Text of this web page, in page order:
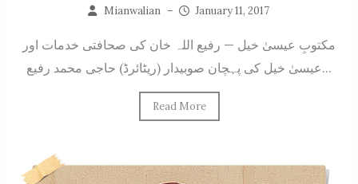
Mianwalian – January 11, 2017
مکتوبِ عیسیٰ خیل — رفیع اللہ خان کی صحافتی خدمات اور
عیسیٰ خیل کی پہچان صوبیدار (ریٹائرڈ) حاجی محمد رفیع...
Read More